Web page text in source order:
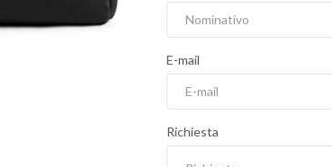
E-mail
Richiesta